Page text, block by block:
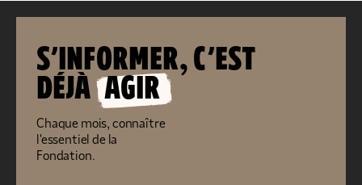
S’INFORMER, C’EST
DÉJÀ AGIR
Chaque mois, connaître
l'essentiel de la
Fondation.